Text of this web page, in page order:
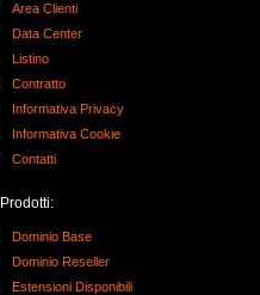
Area Clienti
Data Center
Listino
Contratto
Informativa Privacy
Informativa Cookie
Contatti
Prodotti:
Dominio Base
Dominio Reseller
Estensioni Disponibili